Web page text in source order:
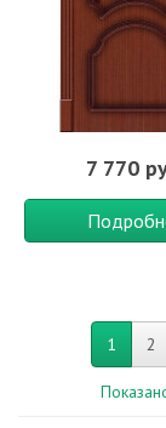
7 770
1 2